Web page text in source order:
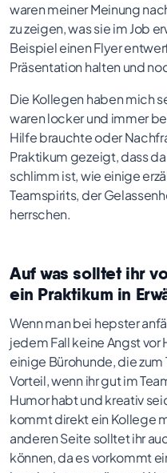
waren meiner Meinung
zu zeigen, was sie im Job
Beispiel einen Flyer
Präsentation halten und
Die Kollegen haben mich
waren locker und immer
Hilfe brauchte oder
Praktikum gezeigt, dass
schlimm ist, wie einige
Teamspirits, der
herrschen.
Auf was solltet ihr
ein Praktikum in
Wenn man bei hepster
jedem Fall keine Angst
einige Bürohunde, die zum
Vorteil, wenn ihr gut im
Humor habt und kreativ
kommt direkt ein Kollege
anderen Seite solltet ihr
können, da es vorkommt